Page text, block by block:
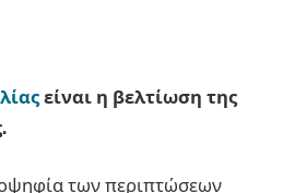
είναι η βελτίωση της
των περιπτώσεων